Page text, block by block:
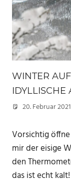
WINTER
IDYLLISCHE
20. Februar 2021
Vorsichtig
mir der eisige
den
das ist echt kalt!